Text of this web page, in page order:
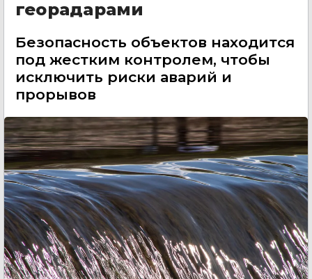
георадарами
Безопасность объектов находится
под жестким контролем, чтобы
исключить риски аварий и
прорывов